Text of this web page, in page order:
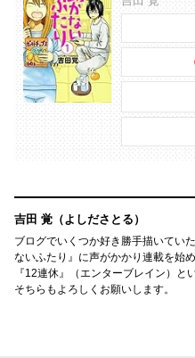
吉田 覚（よしださとる）
ブログでいくつか好き勝手描いてい
ないふたり』に声がかかり連載を始
『12連休』（エンターブレイン）と
そちらもよろしくお願いします。